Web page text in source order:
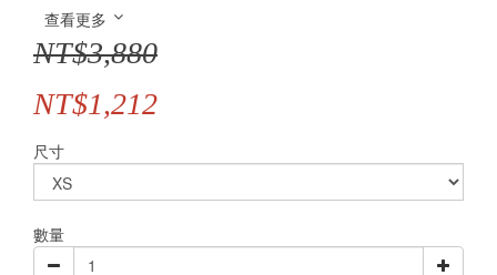
查看更多
NT$3,880
NT$1,212
尺寸
數量